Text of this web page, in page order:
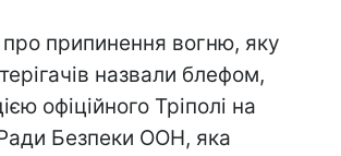
припинення вогню, яку
назвали блефом,
офіційного Тріполі на
Безпеки ООН, яка